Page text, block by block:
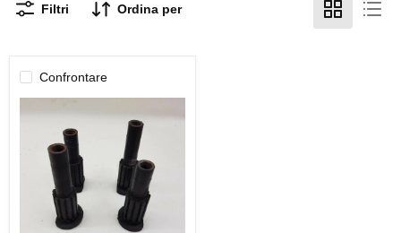
Filtri Ordina per
Confrontare
KAWASAKI
2004